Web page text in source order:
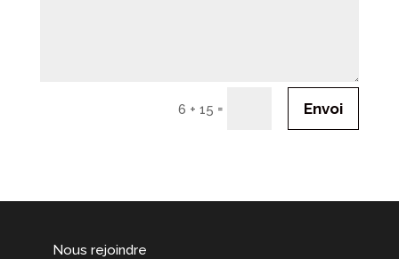
6 + 15 = Envoi
Nous rejoindre